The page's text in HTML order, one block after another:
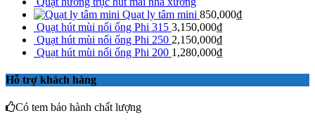
Quạt ly tâm mini 850,000₫
Quạt hút mùi nối ống Phi 315 3,150,000₫
Quạt hút mùi nối ống Phi 250 2,150,000₫
Quạt hút mùi nối ống Phi 200 1,280,000₫
Hỗ trợ khách hàng
Có tem bảo hành chất lượng